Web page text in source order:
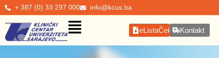
+ 387 (0) 33 297 000 info@kcus.ba
eListaČekanjaKontakt